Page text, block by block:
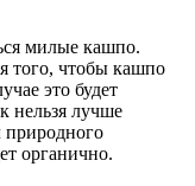
милые кашпо.
того, чтобы кашпо
это будет
нельзя лучше
природного
органично.